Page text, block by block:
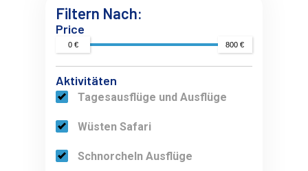
Filtern Nach:
Price
0 € 800 €
Aktivitäten
Tagesausflüge und Ausflüge
Wüsten Safari
Schnorcheln Ausflüge